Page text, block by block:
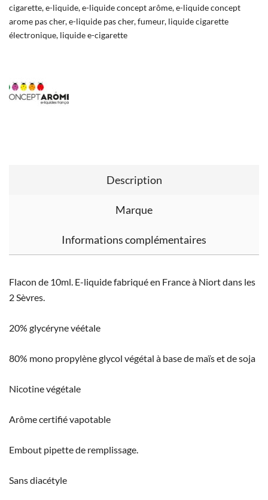
cigarette,e-liquide,e-liquide concept arôme,e-liquide concept
arome pas cher,e-liquide pas cher,fumeur, liquide cigarette
électronique, liquide e-cigarette
Description
Marque
Informations complémentaires
Flacon de 10ml. E-liquide fabriqué en France à Niort dans les
2 Sèvres.
20% glycéryne véétale
80% mono propylène glycol végétal à base de maïs et de soja
Nicotine végétale
Arôme certifié vapotable
Embout pipette de remplissage.
Sans diacétyle